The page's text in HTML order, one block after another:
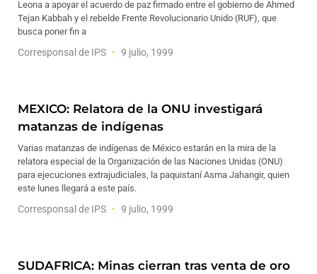
Leona a apoyar el acuerdo de paz firmado entre el gobierno de Ahmed
Tejan Kabbah y el rebelde Frente Revolucionario Unido (RUF), que
busca poner fin a
Corresponsal de IPS 9 julio, 1999
MEXICO: Relatora de la ONU investigará
matanzas de indígenas
Varias matanzas de indígenas de México estarán en la mira de la
relatora especial de la Organización de las Naciones Unidas (ONU)
para ejecuciones extrajudiciales, la paquistaní Asma Jahangir, quien
este lunes llegará a este país.
Corresponsal de IPS 9 julio, 1999
SUDAFRICA: Minas cierran tras venta de oro